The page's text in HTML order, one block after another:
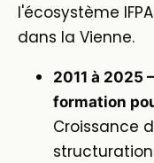
l'écosystème
dans la Vienne.
2011 à 2025
formation
Croissance